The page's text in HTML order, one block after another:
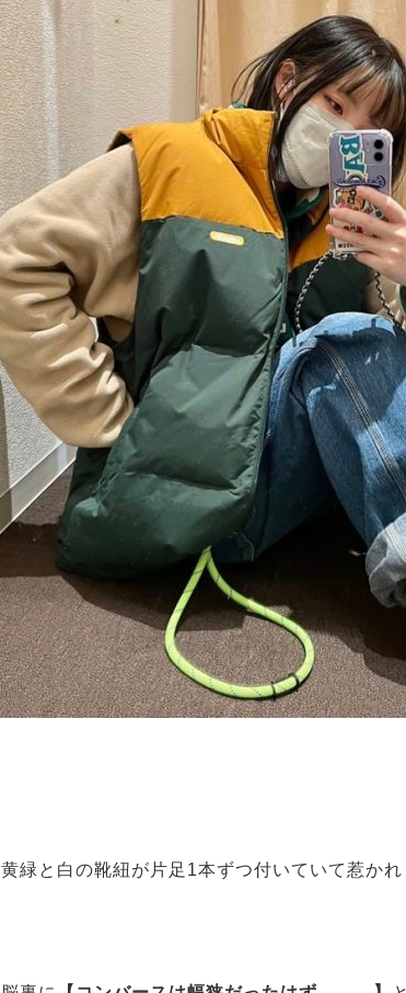
黄緑と白の靴紐が片足 1本ずつ付いていて惹か